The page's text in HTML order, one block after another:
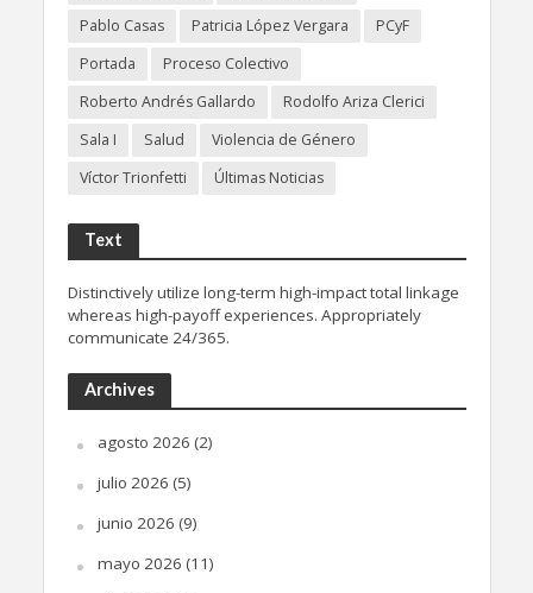
Pablo Casas
Patricia López Vergara
PCyF
Portada
Proceso Colectivo
Roberto Andrés Gallardo
Rodolfo Ariza Clerici
Sala I
Salud
Violencia de Género
Víctor Trionfetti
Últimas Noticias
Text
Distinctively utilize long-term high-impact total linkage
whereas high-payoff experiences. Appropriately
communicate 24/365.
Archives
agosto 2026 (2)
julio 2026 (5)
junio 2026 (9)
mayo 2026 (11)